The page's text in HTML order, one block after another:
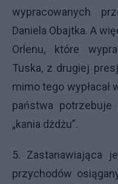
wypracowanych
Daniela Obajtka. A
Orlenu, które
Tuska, z drugiej
mimo tego wypłacał
państwa potrzebuje
„kania dżdżu”.
5. Zastanawiająca
przychodów